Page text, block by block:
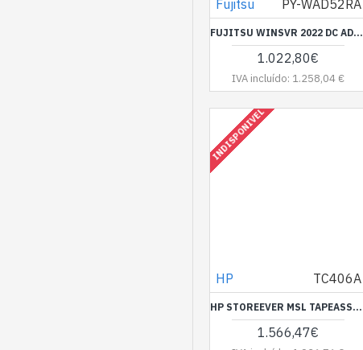
Fujitsu PY-WAD52RA
FUJITSU WINSVR 2022 DC ADDLIC 4CORE ROK
1.022,80€
IVA incluído: 1.258,04 €
INDISPONIVEL
HP TC406A
HP STOREEVER MSL TAPEASSURE ADV LIC - PREO VLIDO P/ UNIDADES FATURADAS AT 7 DE AGOSTO OU FIM DE STOCK
1.566,47€